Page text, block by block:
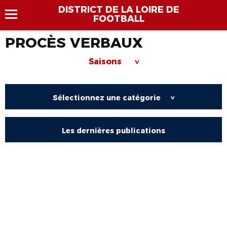
DISTRICT DE LA LOIRE DE
FOOTBALL
PROCÈS VERBAUX
Saisons >
Sélectionnez une catégorie >
Les dernières publications